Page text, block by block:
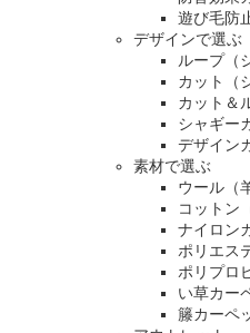
遊び毛防
デザインで選ぶ
ループ（
カット（
カット＆
シャギー
デザイン
素材で選ぶ
ウール（
コットン
ナイロン
ポリエス
ポリプロ
い草カー
籐カーペ